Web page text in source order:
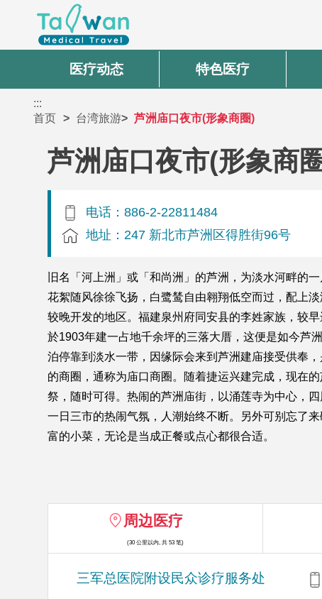
医疗动态 特色医疗
:::
首页
台湾旅游 芦洲庙口夜市(形象商圈)
芦洲庙口夜市(形象商
电话：886-2-22811484
地址：247 新北市芦洲区得胜街96号
旧名「河上洲」或「和尚洲」的芦洲，为淡水河畔的
花絮随风徐徐飞扬，白鹭鸶自由翱翔低空而过，配上
较晚开发的地区。福建泉州府同安县的李姓家族，较
於1903年建一占地千余坪的三落大厝，这便是如今芦
泊停靠到淡水一带，因缘际会来到芦洲建庙接受供奉
的商圈，通称为庙口商圈。随着捷运兴建完成，现在
祭，随时可得。热闹的芦洲庙街，以涌莲寺为中心，
一日三市的热闹气氛，人潮始终不断。另外可别忘了
富的小菜，无论是当成正餐或点心都很合适。
周边医疗
(30 公里以内, 共 53 笔)
三军总医院附设民众诊疗服务处